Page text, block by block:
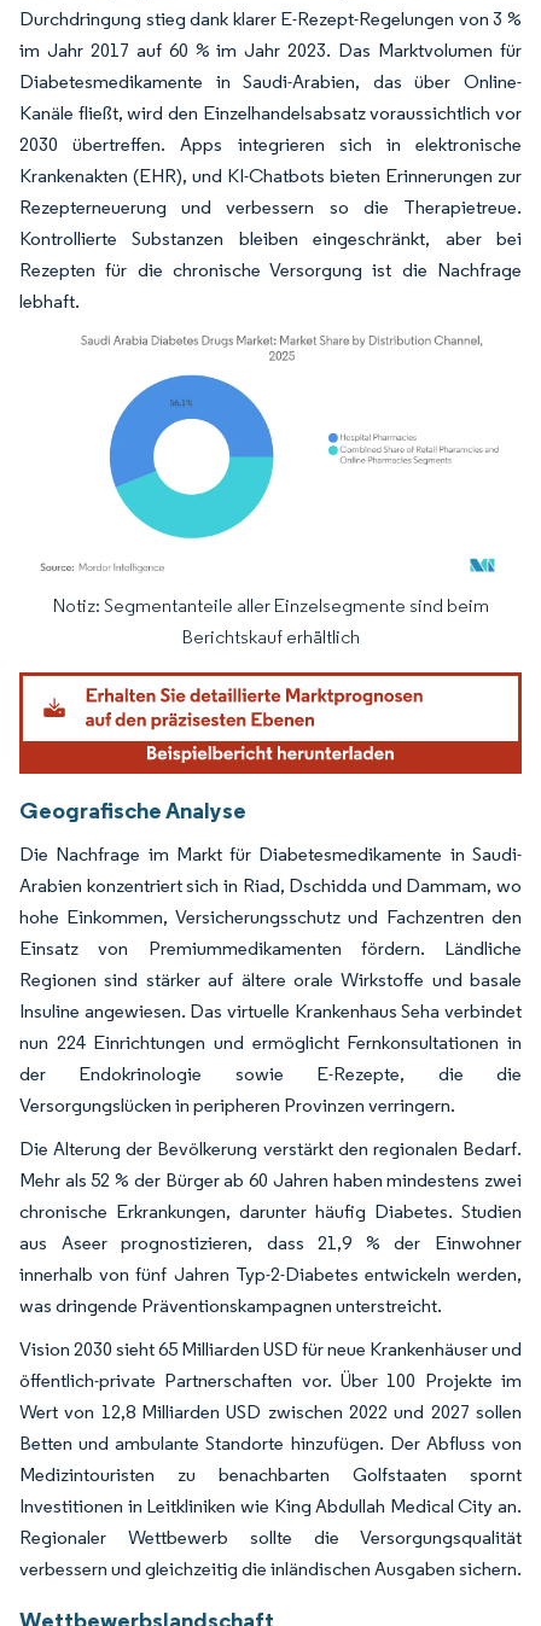
Durchdringung stieg dank klarer E-Rezept-Regelungen von 3 %
im Jahr 2017 auf 60 % im Jahr 2023. Das Marktvolumen für
Diabetesmedikamente in Saudi-Arabien, das über Online-
Kanäle fließt, wird den Einzelhandelsabsatz voraussichtlich vor
2030 übertreffen. Apps integrieren sich in elektronische
Krankenakten (EHR), und KI-Chatbots bieten Erinnerungen zur
Rezepterneuerung und verbessern so die Therapietreue.
Kontrollierte Substanzen bleiben eingeschränkt, aber bei
Rezepten für die chronische Versorgung ist die Nachfrage
lebhaft.
Bild © Mordor Intelligence. Wiederverwendung erfordert Namensnennung
Notiz: Segmentanteile aller Einzelsegmente sind beim
Berichtskauf erhältlich
Geografische Analyse
Die Nachfrage im Markt für Diabetesmedikamente in Saudi-
Arabien konzentriert sich in Riad, Dschidda und Dammam, wo
hohe Einkommen, Versicherungsschutz und Fachzentren den
Einsatz von Premiummedikamenten fördern. Ländliche
Regionen sind stärker auf ältere orale Wirkstoffe und basale
Insuline angewiesen. Das virtuelle Krankenhaus Seha verbindet
nun 224 Einrichtungen und ermöglicht Fernkonsultationen in
der Endokrinologie sowie E-Rezepte, die die
Versorgungslücken in peripheren Provinzen verringern.
Die Alterung der Bevölkerung verstärkt den regionalen Bedarf.
Mehr als 52 % der Bürger ab 60 Jahren haben mindestens zwei
chronische Erkrankungen, darunter häufig Diabetes. Studien
aus Aseer prognostizieren, dass 21,9 % der Einwohner
innerhalb von fünf Jahren Typ-2-Diabetes entwickeln werden,
was dringende Präventionskampagnen unterstreicht.
Vision 2030 sieht 65 Milliarden USD für neue Krankenhäuser und
öffentlich-private Partnerschaften vor. Über 100 Projekte im
Wert von 12,8 Milliarden USD zwischen 2022 und 2027 sollen
Betten und ambulante Standorte hinzufügen. Der Abfluss von
Medizintouristen zu benachbarten Golfstaaten spornt
Investitionen in Leitkliniken wie King Abdullah Medical City an.
Regionaler Wettbewerb sollte die Versorgungsqualität
verbessern und gleichzeitig die inländischen Ausgaben sichern.
Wettbewerbslandschaft